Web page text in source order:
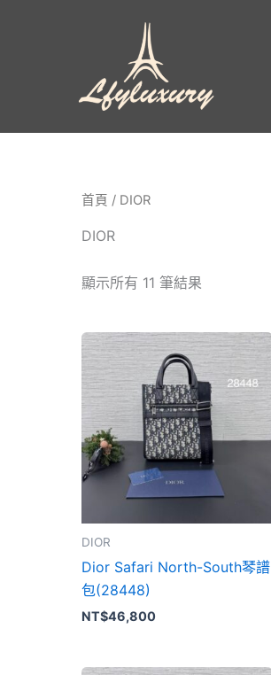
首頁 / DIOR
DIOR
顯示所有 11 筆結果
DIOR
Dior Safari North-South琴譜
包(28448)
NT$46,800